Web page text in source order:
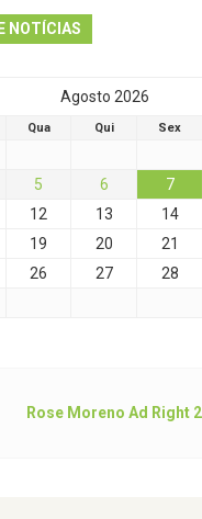
NOTÍCIAS
Agosto 2026
Qua Qui Sex
5 6 7
12 13 14
19 20 21
26 27 28